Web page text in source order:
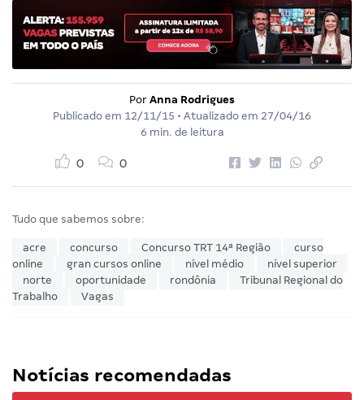
Por Anna Rodrigues
Publicado em 12/11/15 • Atualizado em 27/04/16
6 min. de leitura
0 0
Tudo que sabemos sobre:
acre concurso Concurso TRT 14ª Região
curso
online
gran cursos online nível médio
nível superior
norte
oportunidade rondônia
Tribunal Regional do
Trabalho
Vagas
Notícias recomendadas